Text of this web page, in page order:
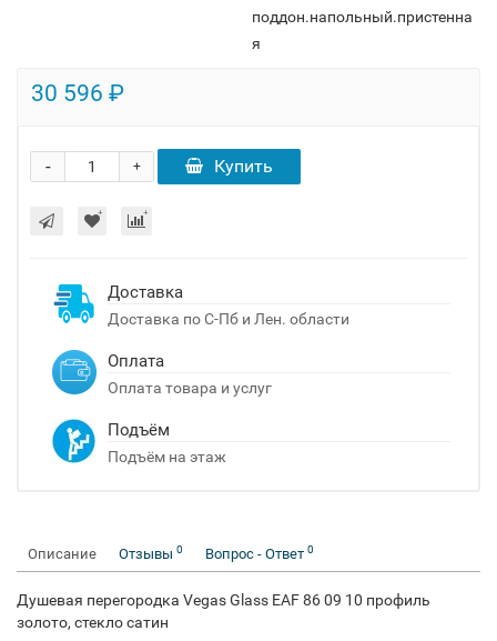
поддон.напольный.пристенна
я
30 596 ₽
+
- Купить
Доставка
Доставка по С-Пб и Лен. области
Оплата
Оплата товара и услуг
Подъём
Подъём на этаж
Описание Отзывы 0 Вопрос - Ответ 0
Душевая перегородка Vegas Glass EAF 86 09 10 профиль
золото, стекло сатин